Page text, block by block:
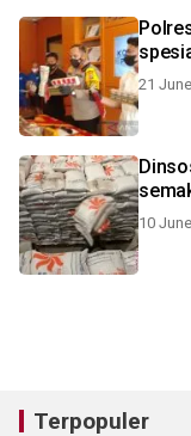
21
10
Terpopuler